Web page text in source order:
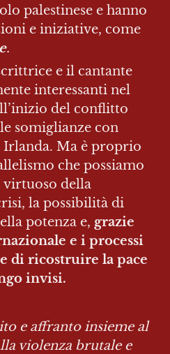
palestinese e hanno
.
e il cantante
interessanti nel
del conflitto
somiglianze con
Ma è proprio
che possiamo
virtuoso della
la possibilità di
potenza e, grazie
e i processi
di ricostruire la pace
invisi.
e affranto insieme al
violenza brutale e